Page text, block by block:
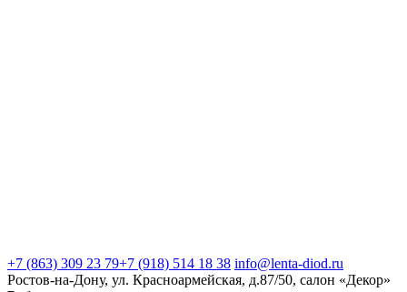
+7 (863) 309 23 79+7 (918) 514 18 38 info@lenta-diod.ru
Ростов-на-Дону, ул. Красноармейская, д.87/50, салон «Декор»